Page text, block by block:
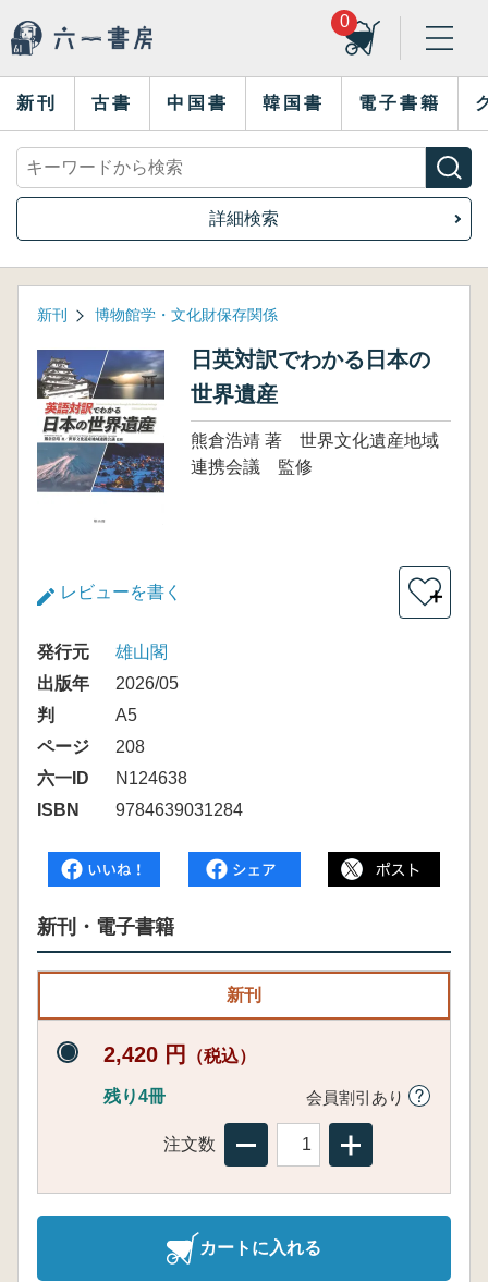
0
新刊 古書 中国書 韓国書 電子書籍
詳細検索
新刊 博物館学・文化財保存関係
日英対訳でわかる日本の
世界遺産
熊倉浩靖 著 世界文化遺産地域
連携会議 監修
レビューを書く ＋
発行元
雄山閣
出版年
2026/05
判
A5
ページ
208
六一ID
N124638
ISBN
9784639031284
新刊・電子書籍
新刊
2,420 円 （税込）
残り4冊 会員割引あり
注文数
カートに入れる